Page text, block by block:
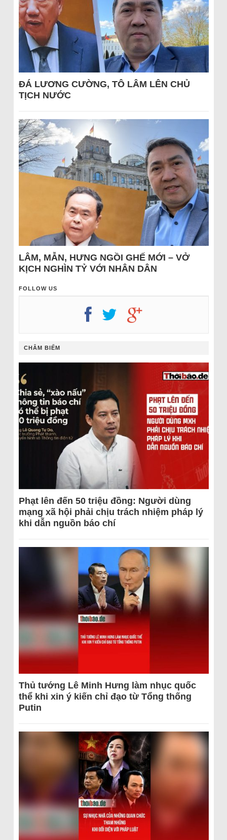
ĐÁ LƯƠNG CƯỜNG, TÔ LÂM LÊN CHỦ
TỊCH NƯỚC
LÂM, MẪN, HƯNG NGỒI GHẾ MỚI – VỞ
KỊCH NGHÌN TỶ VỚI NHÂN DÂN
FOLLOW US
CHÂM BIẾM
Phạt lên đến 50 triệu đồng: Người dùng
mạng xã hội phải chịu trách nhiệm pháp lý
khi dẫn nguồn báo chí
Thủ tướng Lê Minh Hưng làm nhục quốc
thể khi xin ý kiến chỉ đạo từ Tổng thống
Putin